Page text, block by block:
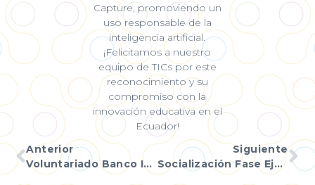
Capture, promoviendo un
uso responsable de la
inteligencia artificial.
¡Felicitamos a nuestro
equipo de TICs por este
reconocimiento y su
compromiso con la
innovación educativa en el
Ecuador!
Anterior
Voluntariado Banco Internacional en la I.E. Isaac J. Barrera
Siguiente
Socialización Fase Ejecución E.E.B.F. San Patricio